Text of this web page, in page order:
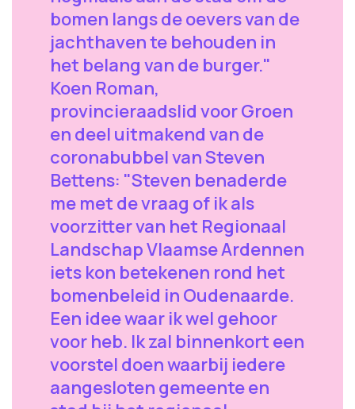
bomen langs de oevers van de
jachthaven te behouden in
het belang van de burger."
Koen Roman,
provincieraadslid voor Groen
en deel uitmakend van de
coronabubbel van Steven
Bettens: "Steven benaderde
me met de vraag of ik als
voorzitter van het Regionaal
Landschap Vlaamse Ardennen
iets kon betekenen rond het
bomenbeleid in Oudenaarde.
Een idee waar ik wel gehoor
voor heb. Ik zal binnenkort een
voorstel doen waarbij iedere
aangesloten gemeente en